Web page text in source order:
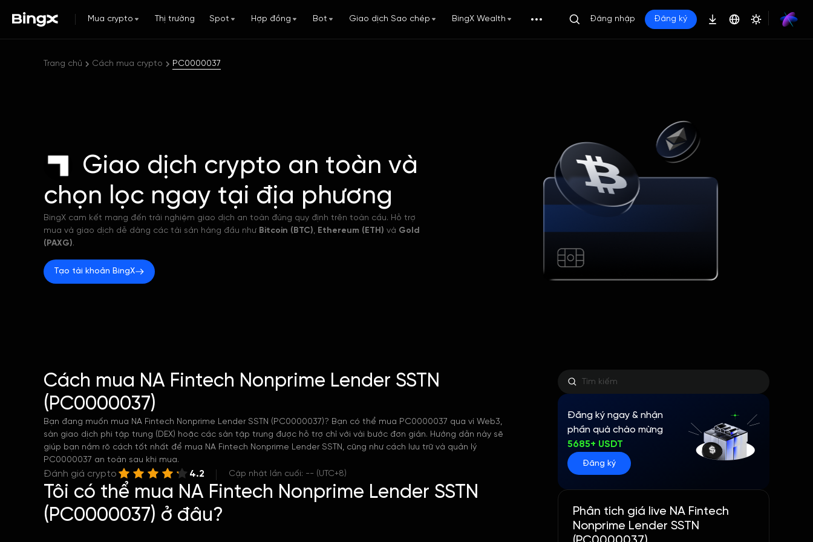
Mua crypto Thị trường Spot Hợp đồng Bot Giao dịch Sao chép BingX Wealth Đăng nhập Đăng ký
Trang chủ Cách mua crypto PC0000037
Giao dịch crypto an toàn và
chọn lọc ngay tại địa phương
BingX cam kết mang đến trải nghiệm giao dịch an toàn đúng quy định trên toàn cầu. Hỗ trợ
mua và giao dịch dễ dàng các tài sản hàng đầu như Bitcoin (BTC), Ethereum (ETH) và Gold
(PAXG).
Tạo tài khoản BingX
Cách mua NA Fintech Nonprime Lender SSTN
(PC0000037)
Bạn đang muốn mua NA Fintech Nonprime Lender SSTN (PC0000037)? Bạn có thể mua PC0000037 qua ví Web3,
sàn giao dịch phi tập trung (DEX) hoặc các sàn tập trung được hỗ trợ chỉ với vài bước đơn giản. Hướng dẫn này sẽ
giúp bạn nắm rõ cách tốt nhất để mua NA Fintech Nonprime Lender SSTN, cũng như cách lưu trữ và quản lý
PC0000037 an toàn sau khi mua.
Đánh giá crypto 4.2 Cập nhật lần cuối: -- (UTC+8)
Tôi có thể mua NA Fintech Nonprime Lender SSTN
(PC0000037) ở đâu?
Đăng ký ngay & nhận
phần quà chào mừng
5685+ USDT
Đăng ký
Phân tích giá live NA Fintech
Nonprime Lender SSTN